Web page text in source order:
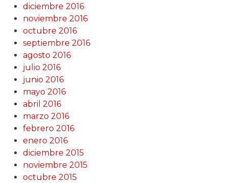
diciembre 2016
noviembre 2016
octubre 2016
septiembre 2016
agosto 2016
julio 2016
junio 2016
mayo 2016
abril 2016
marzo 2016
febrero 2016
enero 2016
diciembre 2015
noviembre 2015
octubre 2015